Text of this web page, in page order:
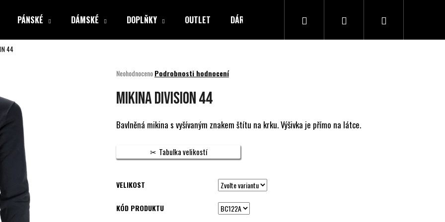
PÁNSKÉ DÁMSKÉ DOPLŇKY OUTLET DÁRKOVÝ POUKAZ Hledat Přihlášení Nákupní
44
Průměrné
produktu
je
z
5
NeohodnocenoPodrobnosti hodnocení
MIKINA DIVISION 44
Bavlněná mikina s vyšívaným znakem štítu na krku. Výšivka je přímo na látce.
Tabulka velikostí
VELIKOST
KÓD PRODUKTU
HLEDAT